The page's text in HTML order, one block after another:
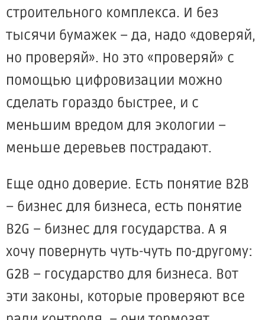
строительного комплекса. И без
тысячи бумажек – да, надо «доверяй,
но проверяй». Но это «проверяй» с
помощью цифровизации можно
сделать гораздо быстрее, и с
меньшим вредом для экологии –
меньше деревьев пострадают.
Еще одно доверие. Есть понятие B2B
– бизнес для бизнеса, есть понятие
B2G – бизнес для государства. А я
хочу повернуть чуть-чуть по-другому:
G2B – государство для бизнеса. Вот
эти законы, которые проверяют все